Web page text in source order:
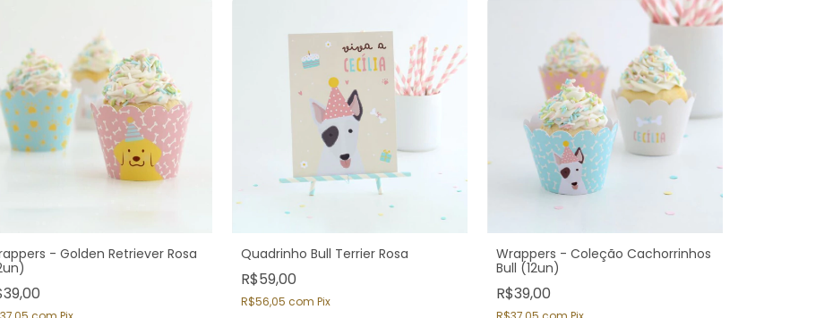
- Golden Retriever Rosa
Quadrinho Bull Terrier Rosa
R$59,00
R$56,05 com Pix
Wrappers - Coleção Cachorrinhos
Bull (12un)
R$39,00